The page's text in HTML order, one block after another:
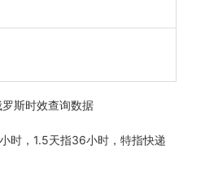
斯时效查询数据
时，1.5天指36小时，特指快递